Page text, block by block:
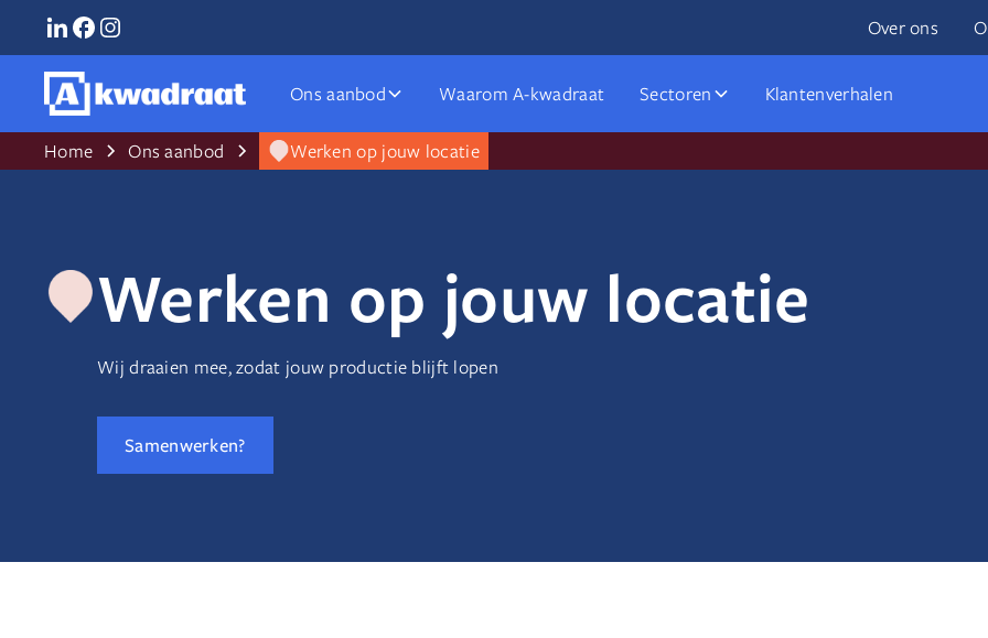
Over ons
Ons aanbod Waarom A-kwadraat Sectoren Klantenverhalen
Home Ons aanbod Werken op jouw locatie
Werken op jouw locatie
Wij draaien mee, zodat jouw productie blijft lopen
Samenwerken?